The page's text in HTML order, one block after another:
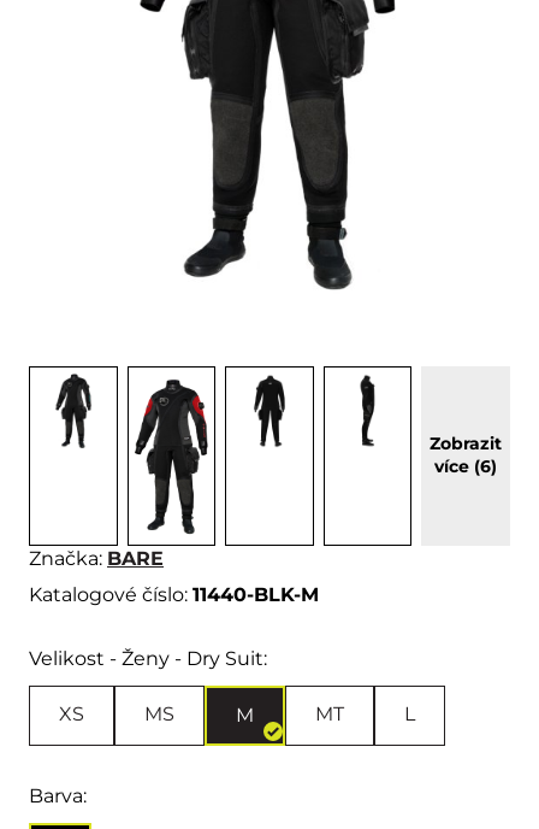
Zobrazit
více (6)
Značka: BARE
Katalogové číslo: 11440-BLK-M
Velikost - Ženy - Dry Suit:
XS MS M MT L
Barva: